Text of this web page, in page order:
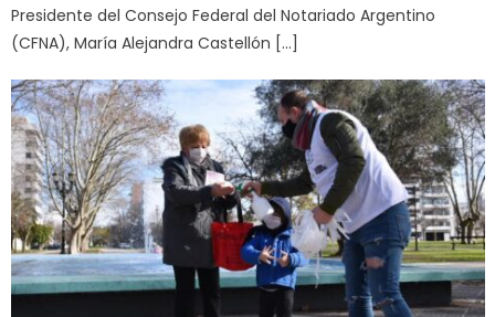
Presidente del Consejo Federal del Notariado Argentino
(CFNA), María Alejandra Castellón […]